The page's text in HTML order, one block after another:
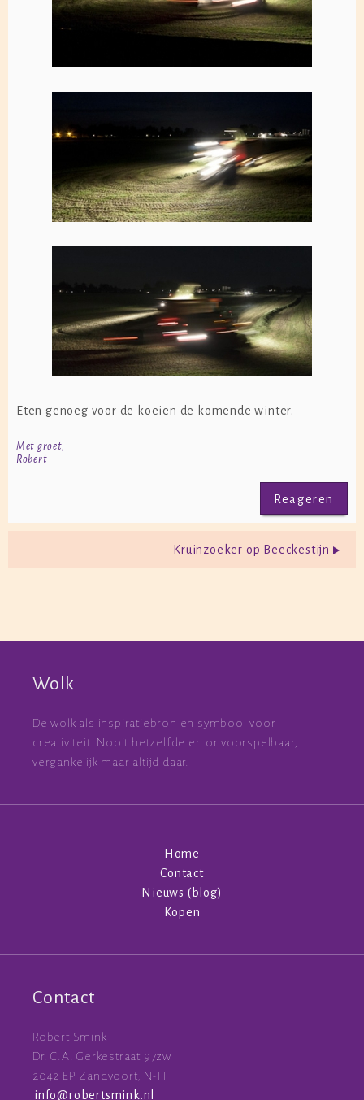
Eten genoeg voor de koeien de komende winter.
Met groet,
Robert
Reageren
Kruinzoeker op Beeckestijn
Wolk
De wolk als inspiratiebron en symbool voor
creativiteit. Nooit hetzelfde en onvoorspelbaar,
vergankelijk maar altijd daar.
Home
Contact
Nieuws (blog)
Kopen
Contact
Robert Smink
Dr. C.A. Gerkestraat 97zw
2042 EP Zandvoort, N-H
info@robertsmink.nl